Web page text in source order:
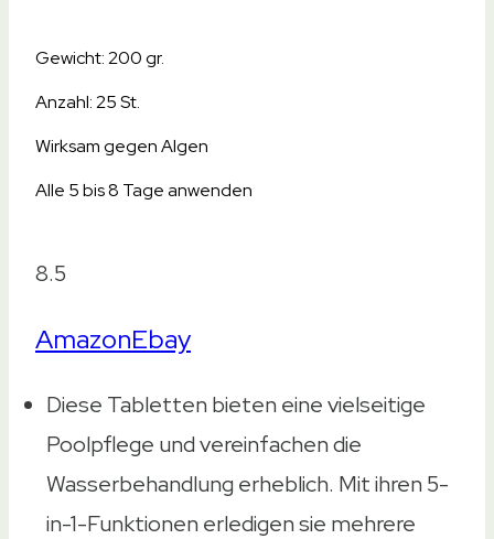
Gewicht: 200 gr.
Anzahl: 25 St.
Wirksam gegen Algen
Alle 5 bis 8 Tage anwenden
8.5
AmazonEbay
Diese Tabletten bieten eine vielseitige
Poolpflege und vereinfachen die
Wasserbehandlung erheblich. Mit ihren 5-
in-1-Funktionen erledigen sie mehrere